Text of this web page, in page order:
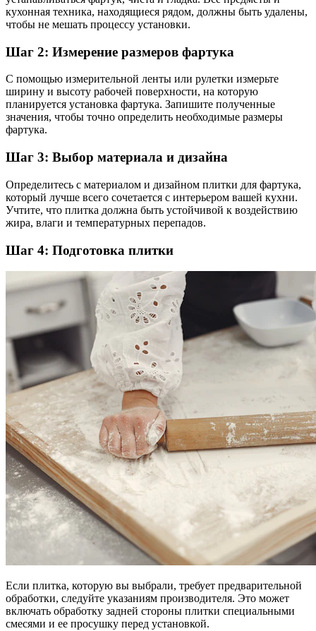
кухонная техника, находящиеся рядом, должны быть удалены,
чтобы не мешать процессу установки.
Шаг 2: Измерение размеров фартука
С помощью измерительной ленты или рулетки измерьте
ширину и высоту рабочей поверхности, на которую
планируется установка фартука. Запишите полученные
значения, чтобы точно определить необходимые размеры
фартука.
Шаг 3: Выбор материала и дизайна
Определитесь с материалом и дизайном плитки для фартука,
который лучше всего сочетается с интерьером вашей кухни.
Учтите, что плитка должна быть устойчивой к воздействию
жира, влаги и температурных перепадов.
Шаг 4: Подготовка плитки
Если плитка, которую вы выбрали, требует предварительной
обработки, следуйте указаниям производителя. Это может
включать обработку задней стороны плитки специальными
смесями и ее просушку перед установкой.